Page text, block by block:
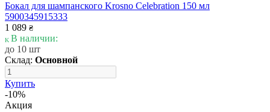
Бокал для шампанского Krosno Celebration 150 мл
5900345915333
1 089 ₴
В наличии:
до 10 шт
Склад: Основной
Купить
-10%
Акция